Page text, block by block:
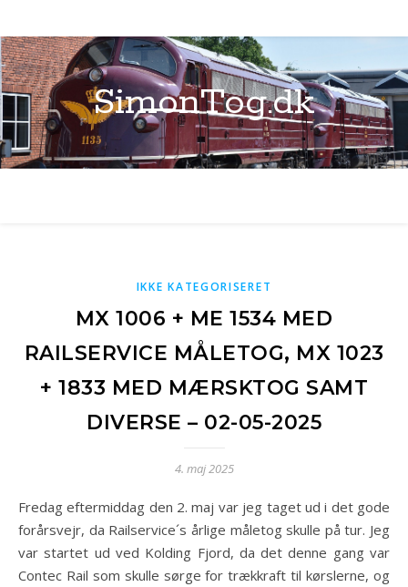
SimonTog.dk
IKKE KATEGORISERET
MX 1006 + ME 1534 MED
RAILSERVICE MÅLETOG, MX 1023
+ 1833 MED MÆRSKTOG SAMT
DIVERSE – 02-05-2025
4. maj 2025
Fredag eftermiddag den 2. maj var jeg taget ud i det gode
forårsvejr, da Railservice´s årlige måletog skulle på tur. Jeg
var startet ud ved Kolding Fjord, da det denne gang var
Contec Rail som skulle sørge for trækkraft til kørslerne, og